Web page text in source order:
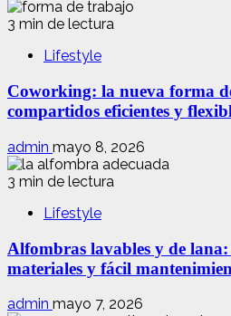
3 min de lectura
Lifestyle
Coworking: la nueva forma
compartidos eficientes y
admin mayo 8, 2026
3 min de lectura
Lifestyle
Alfombras lavables y de lana:
materiales y fácil
admin mayo 7, 2026